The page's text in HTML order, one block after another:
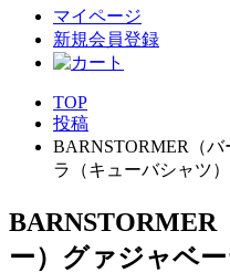
マイページ
新規会員登録
TOP
投稿
BARNSTORMER（
ラ（キューバシャツ）
BARNSTORMER
ー）グァジャベ